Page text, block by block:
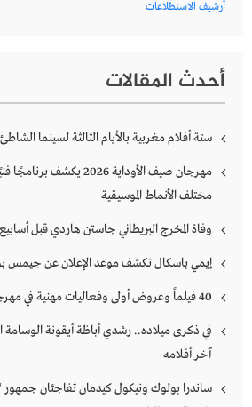
أرشيف الاستطلاعات
أحدث المقالات
ستة أفلام مغربية بالأيام الثالثة لسينما الشاطئ
مهرجان صيف الأوداية 2026
مختلف الأنماط الموسيقية
وفاة المخرج البريطاني جاستن هاردي قبل
إيمي باسكال تكشف موعد الإعلان عن جيمس
40 فيلماً وعروض أولى وفعاليات مهنية في مهرجان نافذة على أوروبا
في ذكرى ميلاده.. رشدي أباظة أيقونة
آخر أفلامه